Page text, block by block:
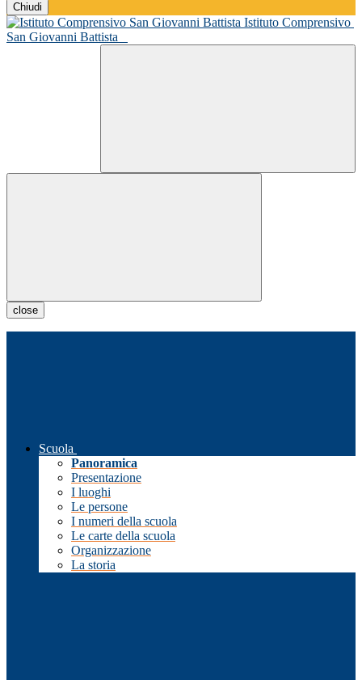
Chiudi
Istituto Comprensivo
San Giovanni Battista
close
Scuola
Panoramica
Presentazione
I luoghi
Le persone
I numeri della scuola
Le carte della scuola
Organizzazione
La storia